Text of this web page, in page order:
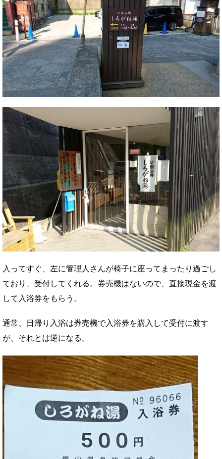
入ってすぐ、左に管理人さんが椅子に座ってまったり過ごし
ており、受付してくれる。券売機はないので、直接現金を渡
して入浴券をもらう。
通常、日帰り入浴は券売機で入浴券を購入して受付に渡す
が、それとは逆になる。